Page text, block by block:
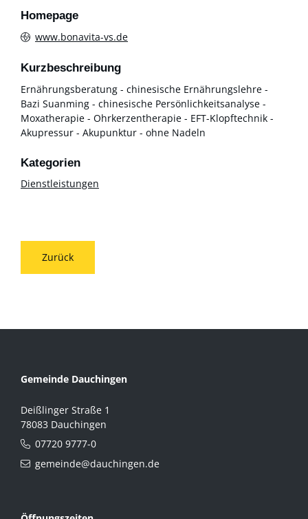
Homepage
www.bonavita-vs.de
Kurzbeschreibung
Ernährungsberatung - chinesische Ernährungslehre -
Bazi Suanming - chinesische Persönlichkeitsanalyse -
Moxatherapie - Ohrkerzentherapie - EFT-Klopftechnik -
Akupressur - Akupunktur - ohne Nadeln
Dienstleistungen
Zurück
Gemeinde Dauchingen
Deißlinger Straße 1
78083 Dauchingen
07720 9777-0
gemeinde@dauchingen.de